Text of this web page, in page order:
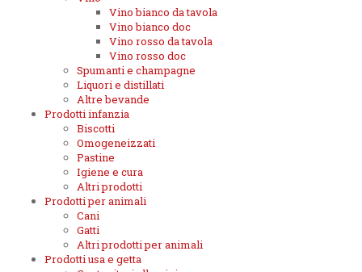
Vino bianco da tavola
Vino bianco doc
Vino rosso da tavola
Vino rosso doc
Spumanti e champagne
Liquori e distillati
Altre bevande
Prodotti infanzia
Biscotti
Omogeneizzati
Pastine
Igiene e cura
Altri prodotti
Prodotti per animali
Cani
Gatti
Altri prodotti per animali
Prodotti usa e getta